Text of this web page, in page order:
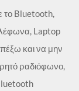
το Bluetooth,
Laptop
και να μην
ραδιόφωνο,